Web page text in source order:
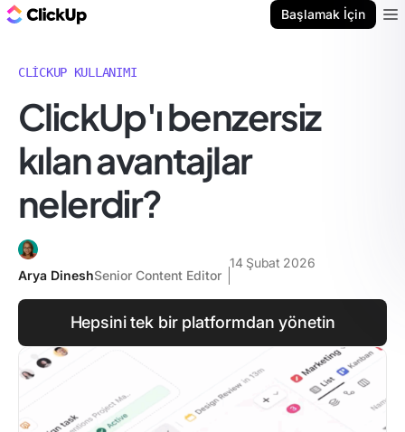
Başlamak İçin
CLICKUP KULLANIMI
ClickUp'ı benzersiz
kılan avantajlar
nelerdir?
Arya DineshSenior Content Editor
14 Şubat 2026
Hepsini tek bir platformdan yönetin